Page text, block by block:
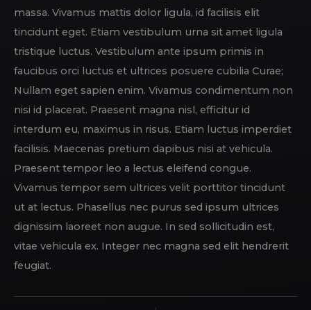
massa. Vivamus mattis dolor ligula, id facilisis elit
tincidunt eget. Etiam vestibulum urna sit amet ligula
tristique luctus. Vestibulum ante ipsum primis in
faucibus orci luctus et ultrices posuere cubilia Curae;
Nullam eget sapien enim. Vivamus condimentum non
nisi id placerat. Praesent magna nisl, efficitur id
interdum eu, maximus in risus. Etiam luctus imperdiet
facilisis. Maecenas pretium dapibus nisi at vehicula.
Praesent tempor leo a lectus eleifend congue.
Vivamus tempor sem ultrices velit porttitor tincidunt
ut at lectus. Phasellus nec purus sed ipsum ultrices
dignissim laoreet non augue. In sed sollicitudin est,
vitae vehicula ex. Integer nec magna sed elit hendrerit
feugiat.